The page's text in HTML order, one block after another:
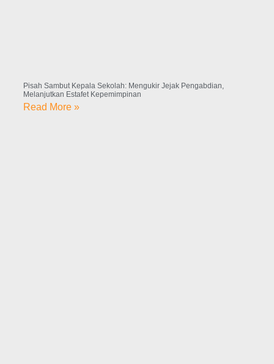
Pisah Sambut Kepala Sekolah: Mengukir Jejak Pengabdian,
Melanjutkan Estafet Kepemimpinan
Read More »